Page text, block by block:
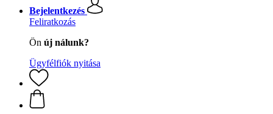
Bejelentkezés
Feliratkozás
Ön új nálunk?
Ügyfélfiók nyitása